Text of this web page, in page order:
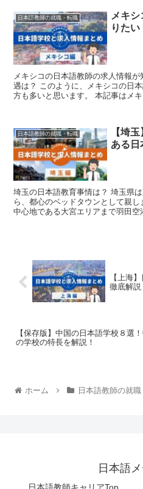
日本語教師の就職・転職
メキ
りた
メキシコの日本語教師の求人情報が知りたい！ 現
遇は？ このように、メキシコの日本語教師の求人について知りたい
方も多いと思います。 本記事はメキシコで日本語教師として働きた
日本語教師の就職・転職
【埼
ある日
埼玉の日本語教育事情は？ 埼玉県は東京都に隣接していることか
ら、都心のベッドタウンとして親
中心地である大宮エリアまで羽田空
【上海
徹底解説
【保存版】中国の日本語学校８選
の学校の特長を解説！
ホーム 日本語教師の就職
日本語
日本語教師キャリアTop